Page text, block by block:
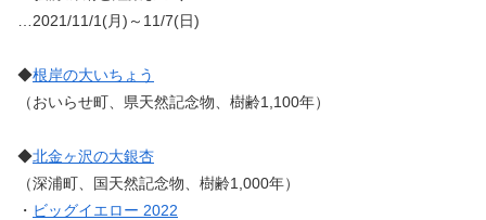
…2021/11/1(月)～11/7(日)
◆根岸の大いちょう
（おいらせ町、県天然記念物、樹齢1,100年）
◆北金ヶ沢の大銀杏
（深浦町、国天然記念物、樹齢1,000年）
・ ビッグイエロー 2022